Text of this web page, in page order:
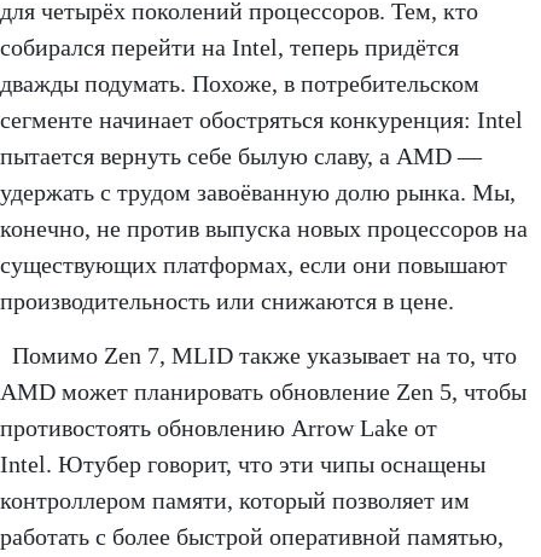
для четырёх поколений процессоров. Тем, кто
собирался перейти на Intel, теперь придётся
дважды подумать. Похоже, в потребительском
сегменте начинает обостряться конкуренция: Intel
пытается вернуть себе былую славу, а AMD —
удержать с трудом завоёванную долю рынка. Мы,
конечно, не против выпуска новых процессоров на
существующих платформах, если они повышают
производительность или снижаются в цене.
Помимо Zen 7, MLID также указывает на то, что
AMD может планировать обновление Zen 5, чтобы
противостоять обновлению Arrow Lake от
Intel. Ютубер говорит, что эти чипы оснащены
контроллером памяти, который позволяет им
работать с более быстрой оперативной памятью,